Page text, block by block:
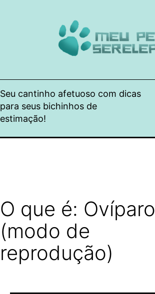
Seu cantinho afetuoso com dicas
para seus bichinhos de
estimação!
O que é: Ovíparo
(modo de
reprodução)